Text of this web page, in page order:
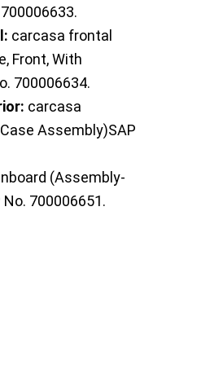
700006633.
carcasa frontal
Front, With
700006634.
carcasa
Assembly)SAP
(Assembly-
700006651.